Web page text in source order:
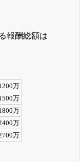
報酬総額は
万
万
万
万
万